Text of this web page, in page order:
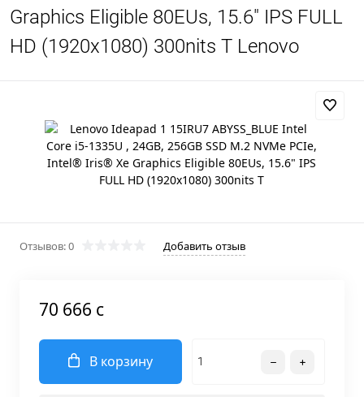
Graphics Eligible 80EUs, 15.6" IPS FULL
HD (1920x1080) 300nits T Lenovo
Отзывов: 0 Добавить отзыв
70 666 c
В корзину